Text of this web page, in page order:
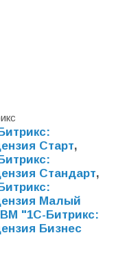
Старт,
Стандарт,
Малый
"1С-Битрикс:
Бизнес